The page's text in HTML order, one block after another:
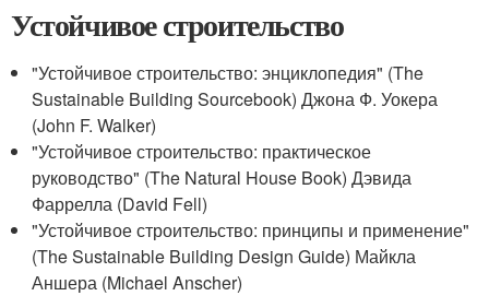
Устойчивое строительство
"Устойчивое строительство: энциклопедия" (The
Sustainable Building Sourcebook) Джона Ф. Уокера
(John F. Walker)
"Устойчивое строительство: практическое
руководство" (The Natural House Book) Дэвида
Фаррелла (David Fell)
"Устойчивое строительство: принципы и применение"
(The Sustainable Building Design Guide) Майкла
Аншера (Michael Anscher)